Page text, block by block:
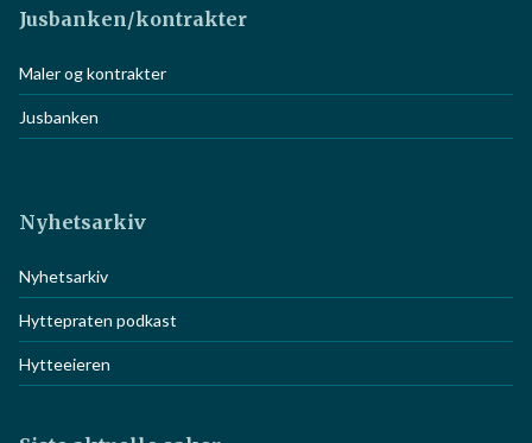
Innmelding privatperson
Jusbanken/kontrakter
Nyhetsarkiv
Nyhetsarkiv